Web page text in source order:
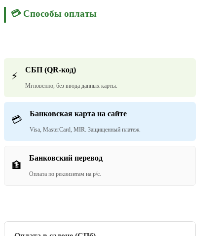
💳 Способы оплаты
⚡
СБП (QR-код)
Мгновенно, без ввода данных карты.
💳
Банковская карта на сайте
Visa, MasterCard, MIR. Защищенный платеж.
🏦
Банковский перевод
Оплата по реквизитам на р/с.